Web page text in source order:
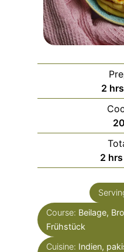
2h
o
u
s
hrs
20
2 h
o
u
r
s
hrs
Course: Beilage,
Frühstück
Cuisine: Indien,